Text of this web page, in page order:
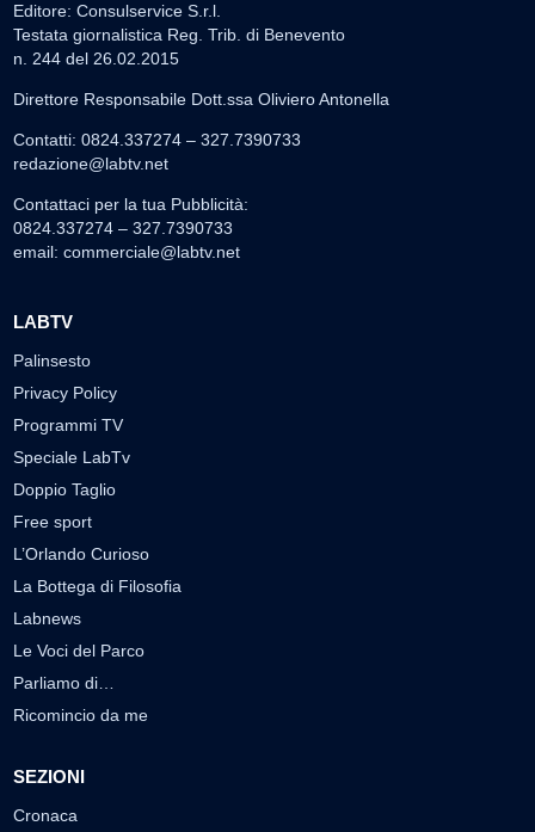
Editore: Consulservice S.r.l.
Testata giornalistica Reg. Trib. di Benevento
n. 244 del 26.02.2015
Direttore Responsabile Dott.ssa Oliviero Antonella
Contatti: 0824.337274 – 327.7390733
redazione@labtv.net
Contattaci per la tua Pubblicità:
0824.337274 – 327.7390733
email: commerciale@labtv.net
LABTV
Palinsesto
Privacy Policy
Programmi TV
Speciale LabTv
Doppio Taglio
Free sport
L’Orlando Curioso
La Bottega di Filosofia
Labnews
Le Voci del Parco
Parliamo di…
Ricomincio da me
SEZIONI
Cronaca